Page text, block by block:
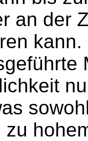
an der
zu